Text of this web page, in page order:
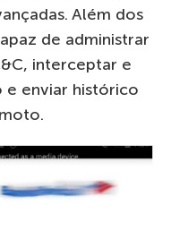
Além dos
de administrar
interceptar e
e enviar histórico